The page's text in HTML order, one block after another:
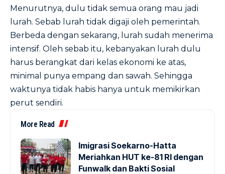
Menurutnya, dulu tidak semua orang mau jadi
lurah. Sebab lurah tidak digaji oleh pemerintah.
Berbeda dengan sekarang, lurah sudah menerima
intensif. Oleh sebab itu, kebanyakan lurah dulu
harus berangkat dari kelas ekonomi ke atas,
minimal punya empang dan sawah. Sehingga
waktunya tidak habis hanya untuk memikirkan
perut sendiri.
More Read
Imigrasi Soekarno-Hatta
Meriahkan HUT ke-81 RI dengan
Funwalk dan Bakti Sosial